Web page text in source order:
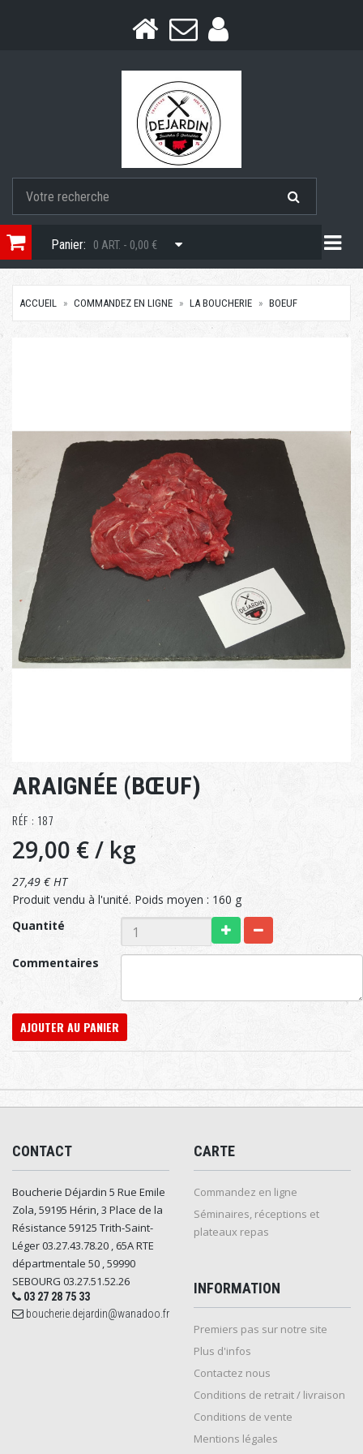
Panier: 0 ART. - 0,00 €
ACCUEIL COMMANDEZ EN LIGNE LA BOUCHERIE BOEUF
ARAIGNÉE (BŒUF)
RÉF : 187
29,00 €/ kg
27,49 € HT
Produit vendu à l'unité. Poids moyen : 160 g
Quantité
Commentaires
AJOUTER AU PANIER
CONTACT
Boucherie Déjardin 5 Rue Emile
Zola, 59195 Hérin, 3 Place de la
Résistance 59125 Trith-Saint-
Léger 03.27.43.78.20 , 65A RTE
départmentale 50 , 59990
SEBOURG 03.27.51.52.26
03 27 28 75 33
boucherie.dejardin@wanadoo.fr
CARTE
Commandez en ligne
Séminaires, réceptions et
plateaux repas
INFORMATION
Premiers pas sur notre site
Plus d'infos
Contactez nous
Conditions de retrait / livraison
Conditions de vente
Mentions légales